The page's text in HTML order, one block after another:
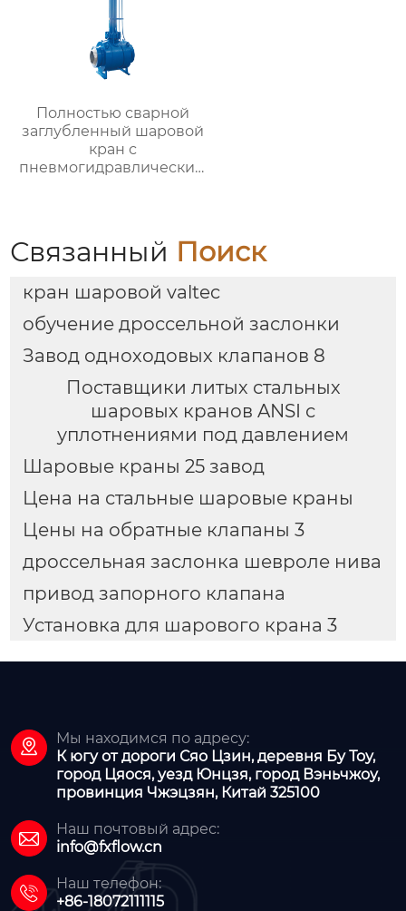
Полностью сварной
заглубленный шаровой
кран с
пневмогидравлическим
Связанный Поиск
кран шаровой valtec
обучение дроссельной заслонки
Завод одноходовых клапанов 8
Поставщики литых стальных
шаровых кранов ANSI с
уплотнениями под давлением
Шаровые краны 25 завод
Цена на стальные шаровые краны
Цены на обратные клапаны 3
дроссельная заслонка шевроле нива
привод запорного клапана
Установка для шарового крана 3

Мы находимся по адресу:
К югу от дороги Сяо Цзин, деревня Бу Тоу,
город Цяося, уезд Юнцзя, город Вэньчжоу,
провинция Чжэцзян, Китай 325100

Наш почтовый адрес:
info@fxflow.cn

Наш телефон:
+86-18072111115